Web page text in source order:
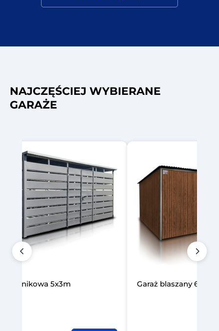
NAJCZĘŚCIEJ WYBIERANE
GARAŻE
6x5m jednospadowy
Garaż blaszany 6x5m